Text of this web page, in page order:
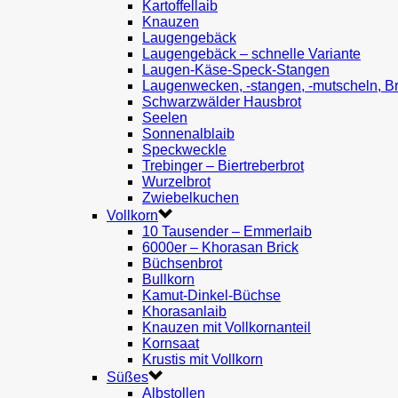
Kartoffellaib
Knauzen
Laugengebäck
Laugengebäck – schnelle Variante
Laugen-Käse-Speck-Stangen
Laugenwecken, -stangen, -mutscheln,
Schwarzwälder Hausbrot
Seelen
Sonnenalblaib
Speckweckle
Trebinger – Biertreberbrot
Wurzelbrot
Zwiebelkuchen
Vollkorn
10 Tausender – Emmerlaib
6000er – Khorasan Brick
Büchsenbrot
Bullkorn
Kamut-Dinkel-Büchse
Khorasanlaib
Knauzen mit Vollkornanteil
Kornsaat
Krustis mit Vollkorn
Süßes
Albstollen